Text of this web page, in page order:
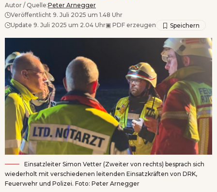
Autor / Quelle:Peter Arnegger
Veröffentlicht 9. Juli 2025 um 1.48 Uhr
Update 9. Juli 2025 um 2.04 Uhr▣ PDF erzeugen
Einsatzleiter Simon Vetter (Zweiter von rechts) besprach sich
wiederholt mit verschiedenen leitenden Einsatzkräften von DRK,
Feuerwehr und Polizei. Foto: Peter Arnegger